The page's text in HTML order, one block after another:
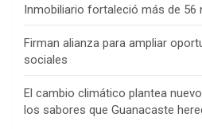
Inmobiliario fortaleció más de 56
Firman alianza para ampliar
sociales
El cambio climático plantea
los sabores que Guanacaste